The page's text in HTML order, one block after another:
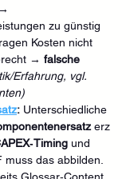
→
zu günstig
Kosten nicht
→ falsche
Erfahrung, vgl.
: Unterschiedliche
erz
und
muss das abbilden.